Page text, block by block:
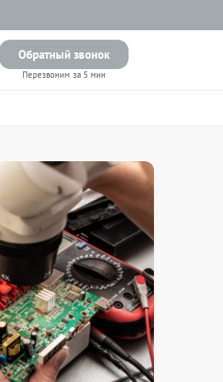
Обратный звонок
Перезвоним за 5 мин